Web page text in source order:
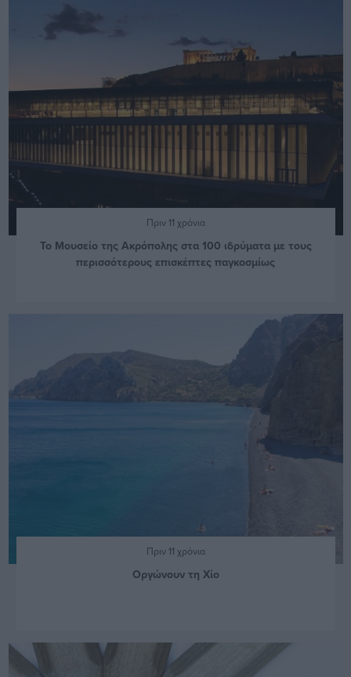
Πριν 11 χρόνια
Το Μουσείο της Ακρόπολης στα 100 ιδρύματα με τους
περισσότερους επισκέπτες παγκοσμίως
Πριν 11 χρόνια
Οργώνουν τη Χίο